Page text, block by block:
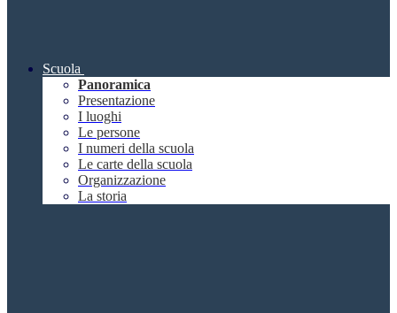
Scuola
Panoramica
Presentazione
I luoghi
Le persone
I numeri della scuola
Le carte della scuola
Organizzazione
La storia